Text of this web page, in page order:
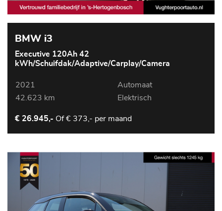
BMW i3
Executive 120Ah 42
kWh/Schuifdak/Adaptive/Carplay/Camera
2021
Automaat
42.623 km
Elektrisch
€ 26.945,- Of€ 373,- per maand